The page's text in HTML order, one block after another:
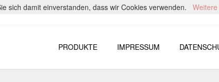
PRODUKTE IMPRESSUM
sich damit einverstanden, dass wir Cookies verwenden.